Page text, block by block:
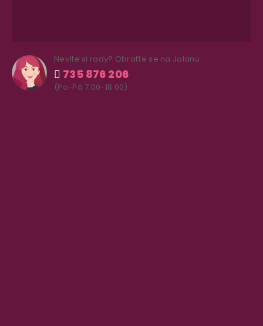
Nevíte si rady? Obraťte se na Jolanu
735 876 206
(Po-Pá 7.00-18.00)